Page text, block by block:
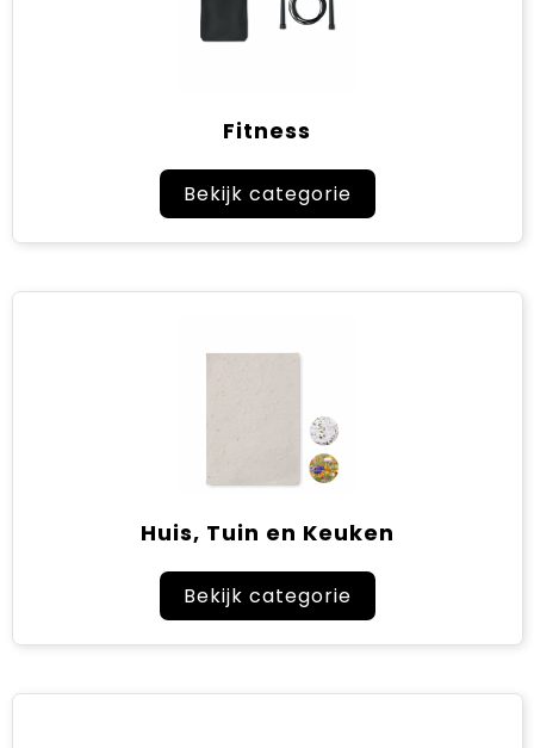
Fitness
Bekijk categorie
Huis, Tuin en Keuken
Bekijk categorie